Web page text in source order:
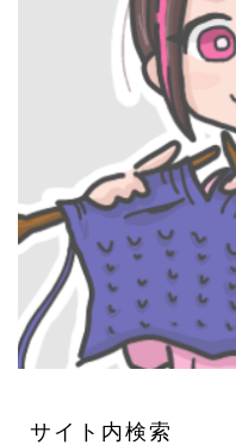
サイト内検索